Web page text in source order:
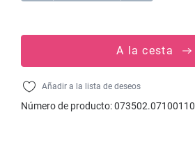
A la cesta
Añadir a la lista de deseos
Número de producto:073502.07100110